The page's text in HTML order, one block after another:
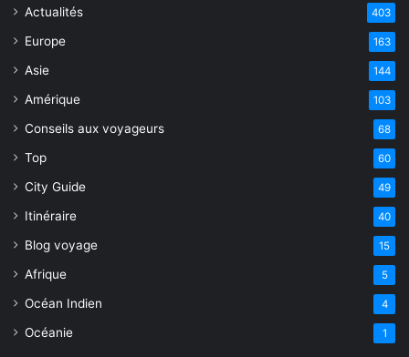
Actualités 403
Europe 163
Asie 144
Amérique 103
Conseils aux voyageurs 68
Top 60
City Guide 49
Itinéraire 40
Blog voyage 15
Afrique 5
Océan Indien 4
Océanie 1